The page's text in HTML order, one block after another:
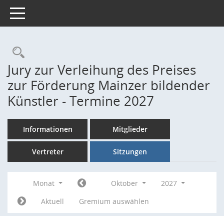
Toggle navigation
Rechercheauswahl
Jury zur Verleihung des Preises
zur Förderung Mainzer bildender
Künstler - Termine 2027
Informationen Mitglieder
Vertreter Sitzungen
Monat Oktober
2027
Aktuell
Gremium auswählen